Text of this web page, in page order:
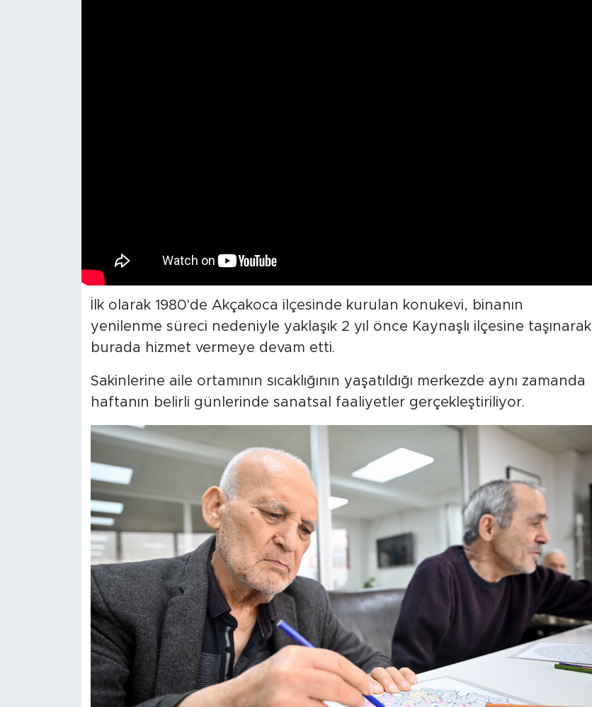
İlk olarak 1980'de Akçakoca ilçesinde kurulan konukevi, binanın
yenilenme süreci nedeniyle yaklaşık 2 yıl önce Kaynaşlı ilçesine taşınarak
burada hizmet vermeye devam etti.
Sakinlerine aile ortamının sıcaklığının yaşatıldığı merkezde aynı zamanda
haftanın belirli günlerinde sanatsal faaliyetler gerçekleştiriliyor.